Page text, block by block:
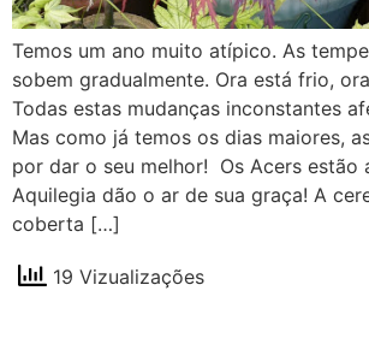
Temos um ano muito atípico. As
sobem gradualmente. Ora está frio,
Todas estas mudanças inconstantes
Mas como já temos os dias maiores,
por dar o seu melhor! Os Acers estão
Aquilegia dão o ar de sua graça! A
coberta […]
19 Vizualizações